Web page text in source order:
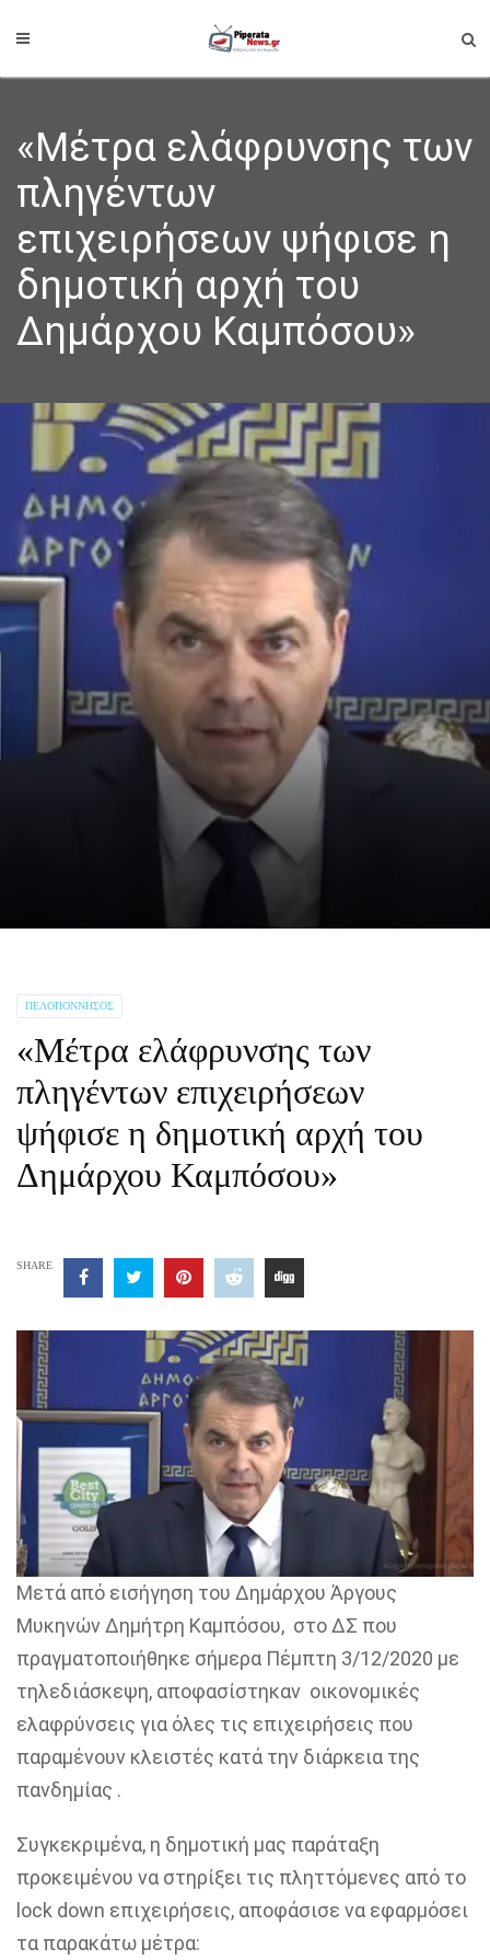
«Μέτρα ελάφρυνσης των
πληγέντων
επιχειρήσεων ψήφισε η
δημοτική αρχή του
Δημάρχου Καμπόσου»
ΠΕΛΟΠΌΝΝΗΣΟΣ
«Μέτρα ελάφρυνσης των
πληγέντων επιχειρήσεων
ψήφισε η δημοτική αρχή του
Δημάρχου Καμπόσου»
SHARE
Μετά από εισήγηση του Δημάρχου Άργους
Μυκηνών Δημήτρη Καμπόσου, στο ΔΣ που
πραγματοποιήθηκε σήμερα Πέμπτη 3/12/2020 με
τηλεδιάσκεψη, αποφασίστηκαν οικονομικές
ελαφρύνσεις για όλες τις επιχειρήσεις που
παραμένουν κλειστές κατά την διάρκεια της
πανδημίας .
Συγκεκριμένα, η δημοτική μας παράταξη
προκειμένου να στηρίξει τις πληττόμενες από το
lock down επιχειρήσεις, αποφάσισε να εφαρμόσει
τα παρακάτω μέτρα: